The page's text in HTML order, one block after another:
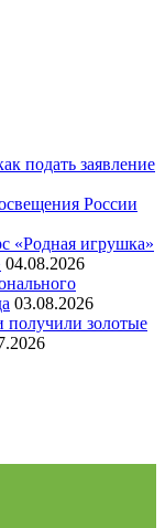
подать заявление
России
«Родная игрушка»
04.08.2026
03.08.2026
получили золотые